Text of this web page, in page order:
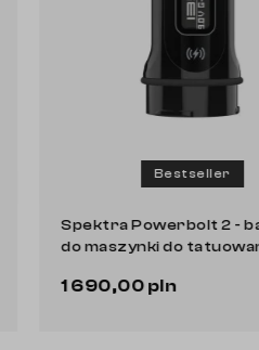
Bestseller
Spektra Powerbolt
do maszynki do
1 690,00 pln
Do